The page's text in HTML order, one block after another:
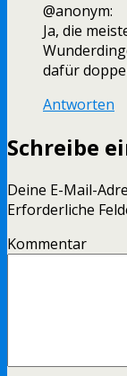
@anonym:
Ja, die
dafür
Antworten
Schreibe
Deine E-Mail-
Erforderliche
Kommentar